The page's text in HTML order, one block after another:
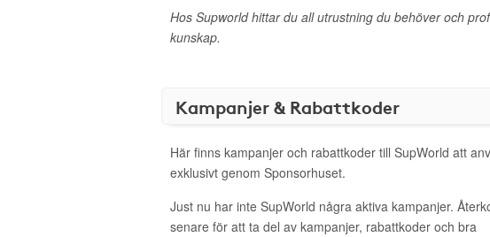
Hos Supworld hittar du all utrustning du behöver och
kunskap.
Kampanjer & Rabattkoder
Här finns kampanjer och rabattkoder till SupWorld att
exklusivt genom Sponsorhuset.
Just nu har inte SupWorld några aktiva kampanjer.
senare för att ta del av kampanjer, rabattkoder och bra